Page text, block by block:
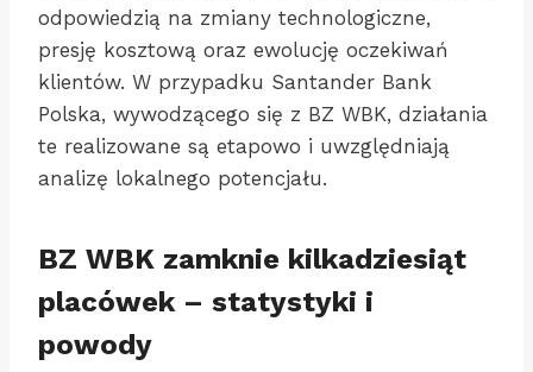
odpowiedzią na zmiany technologiczne,
presję kosztową oraz ewolucję oczekiwań
klientów. W przypadku Santander Bank
Polska, wywodzącego się z BZ WBK, działania
te realizowane są etapowo i uwzględniają
analizę lokalnego potencjału.
BZ WBK zamknie kilkadziesiąt
placówek – statystyki i
powody